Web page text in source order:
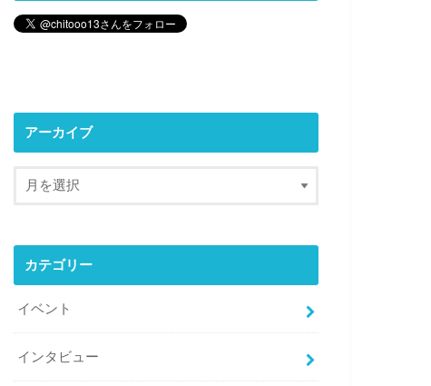
アーカイブ
カテゴリー
イベント
インタビュー